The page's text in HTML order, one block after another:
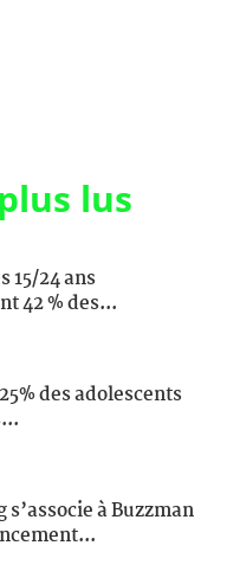
lus
15/24 ans
42 % des...
des adolescents
à Buzzman